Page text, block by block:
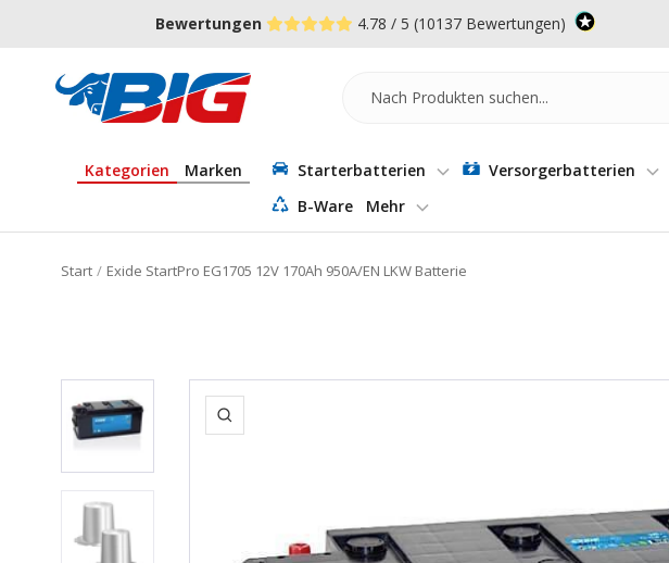
Zum Menü springen
Fußzeile springen
Barrierefreiheits-Widget öffnen
Bewertungen 4.78 / 5 (10137 Bewertungen)
Batterie-
Industrie-
Kategorien Marken Starterbatterien Versorgerbatterien
B-Ware
Mehr
Start Exide StartPro EG1705 12V 170Ah 950A/EN LKW Batterie
Zoom